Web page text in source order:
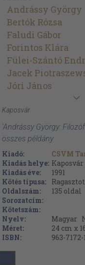
Andrássy György
Bertók Rózsa
Faludi Gábor
Forintos Klára
Fülei-Szántó
Jacek
Jóri János
Kaposvár
'Andrássy György:
összes példány
Kiadó:
CSVM
Kiadás helye: Kaposvár
Kiadás éve:
1991
Kötés típusa:
Oldalszám:
135 oldal
Sorozatcím:
Kötetszám:
Nyelv:
Magyar
Méret:
24 cm x
ISBN:
963-7172-